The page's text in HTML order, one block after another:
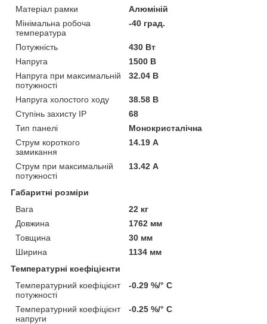
Матеріал рамки
Алюміній
Мінімальна робоча
температура
-40 град.
Потужність
430 Вт
Напруга
1500 В
Напруга при максимальній
потужності
32.04 В
Напруга холостого ходу
38.58 В
Ступінь захисту IP
68
Тип панелі
Монокристалічна
Струм короткого
замикання
14.19 А
Струм при максимальній
потужності
13.42 А
Габаритні розміри
Вага
22 кг
Довжина
1762 мм
Товщина
30 мм
Ширина
1134 мм
Температурні коефіцієнти
Температурний коефіцієнт
потужності
-0.29 %/° С
Температурний коефіцієнт
напруги
-0.25 %/° С